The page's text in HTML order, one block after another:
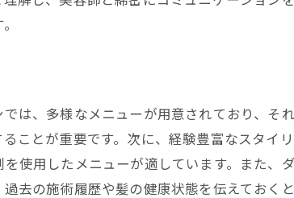
縮毛矯正
日の自信
る新しい日常
分の魅力
の安定
は、多様なメニューが用意されており、そ
ことが重要です。次に、経験豊富なスタイ
使用したメニューが適しています。また、
去の施術履歴や髪の健康状態を伝えておく